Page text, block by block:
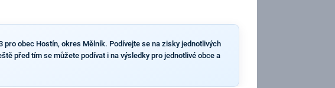
je
obec Hostín, okres Mělník. Podívejte se na zisky jednotlivých
před tím se můžete podívat i na výsledky pro jednotlivé obce a